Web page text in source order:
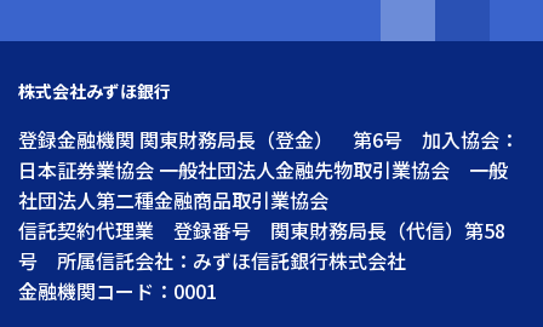
株式会社みずほ銀行
登録金融機関 関東財務局長（登金） 第6号 加入協会：
日本証券業協会 一般社団法人金融先物取引業協会 一般
社団法人第二種金融商品取引業協会
信託契約代理業 登録番号 関東財務局長（代信）第58
号 所属信託会社：みずほ信託銀行株式会社
金融機関コード：0001